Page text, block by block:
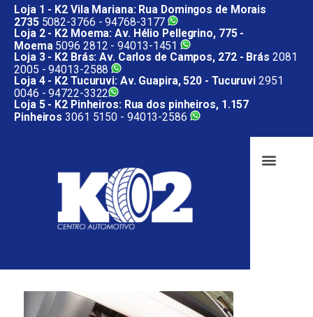
Loja 1 - K2 Vila Mariana: Rua Domingos de Morais
27355082-3766 -94768-3177
Loja 2 - K2 Moema: Av. Hélio Pellegrino, 775 -
Moema5096 2812 -94013-1451
Loja 3 - K2 Brás: Av. Carlos de Campos, 272 - Brás 2081
2005 -94013-2588
Loja 4 - K2 Tucuruvi: Av. Guapira, 520 - Tucuruvi 2951
0046 -94722-3322
Loja 5 - K2 Pinheiros: Rua dos pinheiros, 1.157
Pinheiros 3061 5150 - 94013-2586